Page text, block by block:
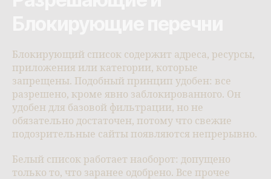
Блокирующий список содержит адреса, ресурсы,
приложения или категории, которые
запрещены. Подобный принцип удобен: все
разрешено, кроме явно заблокированного. Он
удобен для базовой фильтрации, но не
обязательно достаточен, потому что свежие
подозрительные сайты появляются непрерывно.
Белый список работает наоборот: допущено
только то, что заранее одобрено. Все прочее